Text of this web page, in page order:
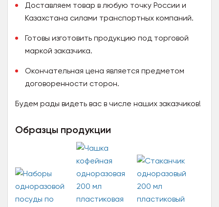
Доставляем товар в любую точку России и
Казахстана силами транспортных компаний.
Готовы изготовить продукцию под торговой
маркой заказчика.
Окончательная цена является предметом
договоренности сторон.
Будем рады видеть вас в числе наших заказчиков!
Образцы продукции